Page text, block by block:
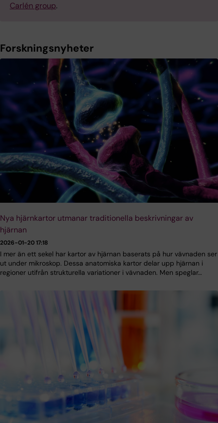
Carlén group.
Forskningsnyheter
Nya hjärnkartor utmanar traditionella beskrivningar av
hjärnan
2026-01-20 17:18
I mer än ett sekel har kartor av hjärnan baserats på hur vävnaden ser
ut under mikroskop. Dessa anatomiska kartor delar upp hjärnan i
regioner utifrån strukturella variationer i vävnaden. Men speglar…